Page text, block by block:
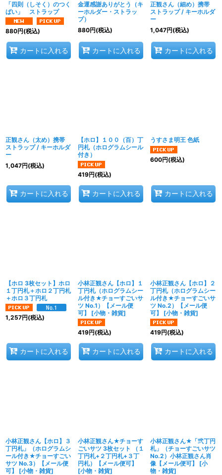
「四則（しそく）のつく
ばい」 ストラップ
880円(税込)
カートに入れる
金運感謝ありがとう（キ
ーホルダー・ストラッ
プ）
880円(税込)
カートに入れる
正観さん（細め）携帯
ストラップ / キーホルダ
ー
1,047円(税込)
カートに入れる
正観さん（太め）携帯
ストラップ / キーホルダ
ー
1,047円(税込)
カートに入れる
【ホロ】１００（百）丁
円札（ホログラムシール
付き）
419円(税込)
カートに入れる
うすさま明王 色紙
600円(税込)
カートに入れる
【ホロ 3枚セット】ホロ
１丁円札＋ホロ２丁円札
＋ホロ３丁円札
1,257円(税込)
カートに入れる
小林正観さん【ホロ】１
丁円札（ホログラムシー
ル付き★チョーすごいサ
ツ No.1）【メール便
可】
[小物・雑貨]
419円(税込)
カートに入れる
小林正観さん【ホロ】２
丁円札（ホログラムシー
ル付き★チョーすごいサ
ツ No.2）【メール便
可】
[小物・雑貨]
419円(税込)
カートに入れる
小林正観さん【ホロ】３
丁円札」（ホログラムシ
ール付き★チョーすごい
サツ No.3）【メール便
可】
[小物・雑貨]
小林正観さん★チョーす
ごいサツ 3枚セット （１
丁円札+２丁円札+３丁
円札）【メール便可】
[小物・雑貨]
小林正観さん★「弐丁円
札」（チョーすごいサツ
No.2）小林正観さん肖
像【メール便可】
[小
物・雑貨]